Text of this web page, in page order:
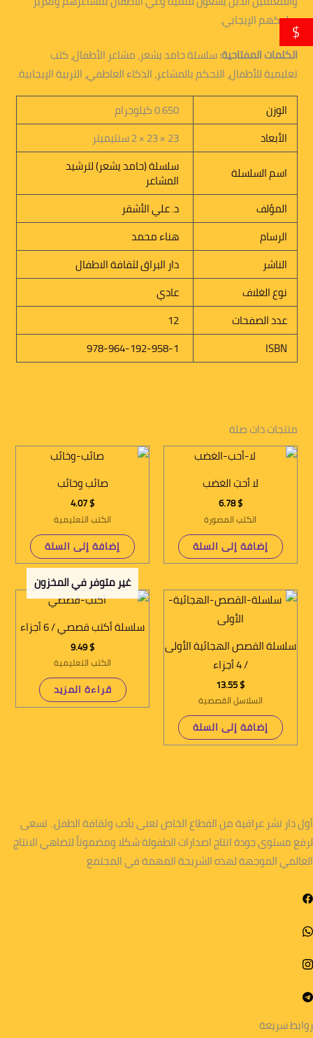
سلوكهم الإيجابي.
الكلمات المفتاحية:سلسلة حامد يشعر، مشاعر الأطفال، كتب
تعليمية للأطفال، التحكم بالمشاعر، الذكاء العاطفي، التربية الإيجابية.
الوزن
0.650 كيلوجرام
الأبعاد
23 × 23 × 2 سنتيميتر
اسم السلسلة
سلسلة (حامد يشعر) لترشيد
المشاعر
المؤلف
د. علي الأشقر
الرسام
هناء محمد
الناشر
دار البراق لثقافة الاطفال
نوع الغلاف
عادي
عدد الصفحات
12
ISBN
978-964-192-958-1
منتجات ذات صلة
لا أحبّ الغضب
$
6.78
الكتب المصورة
إضافة إلى السلة
صائب وخائب
$
الكتب التعليمية
إضافة إلى السلة
سلسلة القصص الهجائية الأولى
/ 4 أجزاء
$
السلاسل القصصية
إضافة إلى السلة
غير متوفر في المخزون
سلسلة أكتب قصصي / 6 أجزاء
$
9.49
الكتب التعليمية
قراءة المزيد
أول دار نشر عراقية من القطاع الخاص تعنى بأدب وثقافة الطفل.. تسعى
لرفع مستوى جودة انتاج اصدارات الطفولة شكلا ومضموناً لتضاهي الانتاج
العالمي الموجهة لهذه الشريحة المهمة في المجتمع
روابط سريعة
$